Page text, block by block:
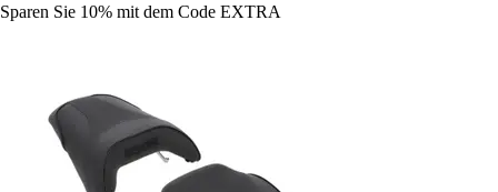
Sparen Sie 10% mit dem Code EXTRA